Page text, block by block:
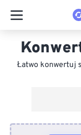
Łatwo konwertuj